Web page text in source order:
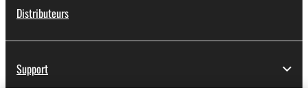
Distributeurs
Support